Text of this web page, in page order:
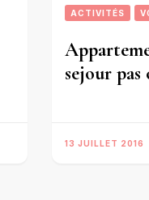
ACTIVITÉS
sejour
13 JUILLET 2016